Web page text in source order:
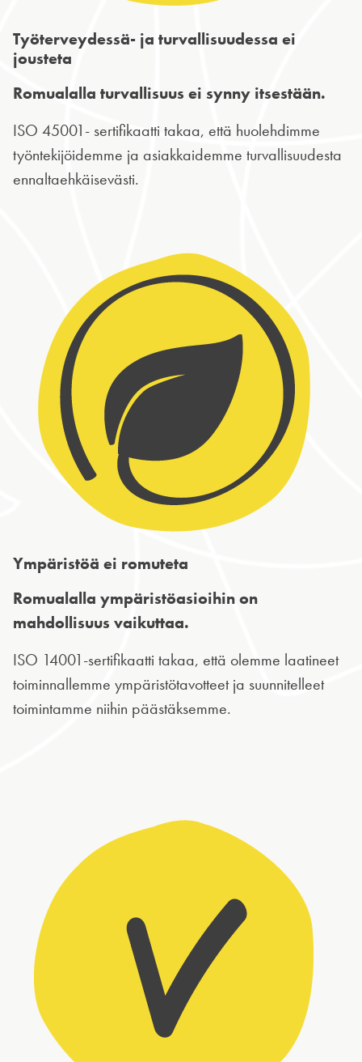
Työterveydessä- ja turvallisuudessa ei
jousteta
Romualalla turvallisuus ei synny itsestään.
ISO 45001- sertifikaatti takaa, että huolehdimme
työntekijöidemme ja asiakkaidemme turvallisuudesta
ennaltaehkäisevästi.
Ympäristöä ei romuteta
Romualalla ympäristöasioihin on
mahdollisuus vaikuttaa.
ISO 14001-sertifikaatti takaa, että olemme laatineet
toiminnallemme ympäristötavotteet ja suunnitelleet
toimintamme niihin päästäksemme.